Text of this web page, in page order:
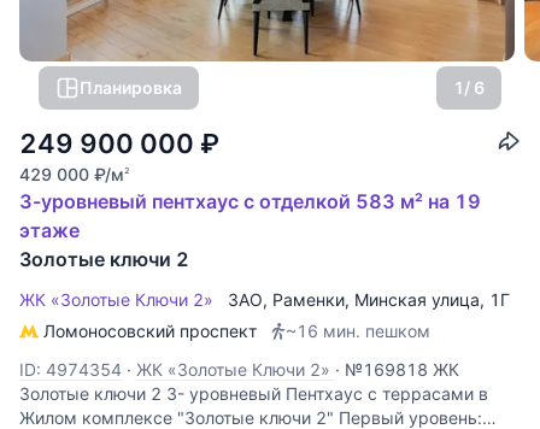
Планировка 1/ 6
249 900 000 ₽
429 000 ₽/м2
3-уровневый пентхаус с отделкой 583 м² на 19
этаже
Золотые ключи 2
ЖК «Золотые Ключи 2» ЗАО, Раменки, Минская улица, 1Г
Ломоносовский проспект
~16 мин. пешком
ID: 4974354 · ЖК «Золотые Ключи 2» · №169818 ЖК
Золотые ключи 2 3- уровневый Пентхаус с террасами в
Жилом комплексе "Золотые ключи 2" Первый уровень: